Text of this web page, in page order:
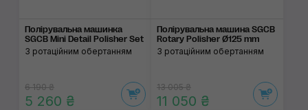
Полірувальна машинка
SGCB Mini Detail Polisher Set
З ротаційним обертанням
6 190 ₴
5 260 ₴
Полірувальна машина SGCB
Rotary Polisher Ø125 mm
З ротаційним обертанням
13 005 ₴
11 050 ₴